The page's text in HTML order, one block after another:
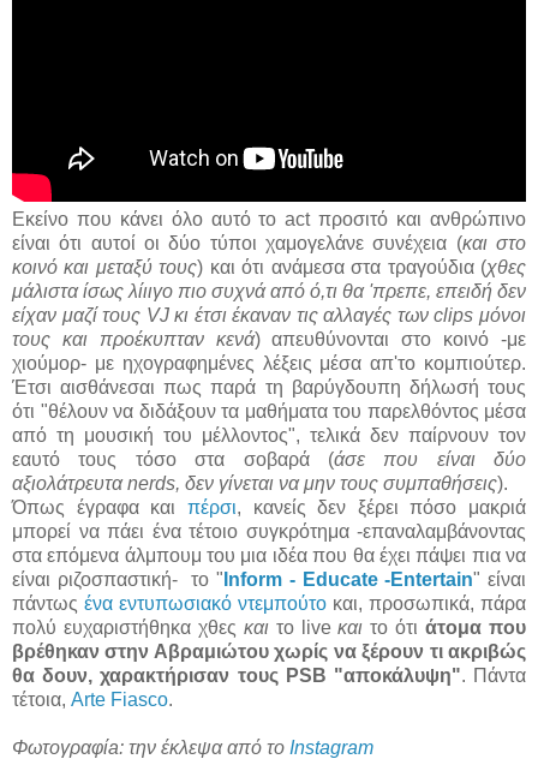
Εκείνο που κάνει όλο αυτό το act προσιτό και ανθρώπινο
είναι ότι αυτοί οι δύο τύποι χαμογελάνε συνέχεια (και στο
κοινό και μεταξύ τους) και ότι ανάμεσα στα τραγούδια (χθες
μάλιστα ίσως λίιιγο πιο συχνά από ό,τι θα 'πρεπε, επειδή δεν
είχαν μαζί τους VJ κι έτσι έκαναν τις αλλαγές των clips μόνοι
τους και προέκυπταν κενά) απευθύνονται στο κοινό -με
χιούμορ- με ηχογραφημένες λέξεις μέσα απ'το κομπιούτερ.
Έτσι αισθάνεσαι πως παρά τη βαρύγδουπη δήλωσή τους
ότι "θέλουν να διδάξουν τα μαθήματα του παρελθόντος μέσα
από τη μουσική του μέλλοντος", τελικά δεν παίρνουν τον
εαυτό τους τόσο στα σοβαρά (άσε που είναι δύο
αξιολάτρευτα nerds, δεν γίνεται να μην τους συμπαθήσεις).
Όπως έγραφα και πέρσι, κανείς δεν ξέρει πόσο μακριά
μπορεί να πάει ένα τέτοιο συγκρότημα -επαναλαμβάνοντας
στα επόμενα άλμπουμ του μια ιδέα που θα έχει πάψει πια να
είναι ριζοσπαστική- το " Inform - Educate -Entertain" είναι
πάντως ένα εντυπωσιακό ντεμπούτο και, προσωπικά, πάρα
πολύ ευχαριστήθηκα χθες και το liveκαιτο ότιάτομα που
βρέθηκαν στην Αβραμιώτου χωρίς να ξέρουν τι ακριβώς
θα δουν, χαρακτήρισαν τους PSB "αποκάλυψη". Πάντα
τέτοια, Arte Fiasco.
Φωτογραφίa: την έκλεψα από το Instagram